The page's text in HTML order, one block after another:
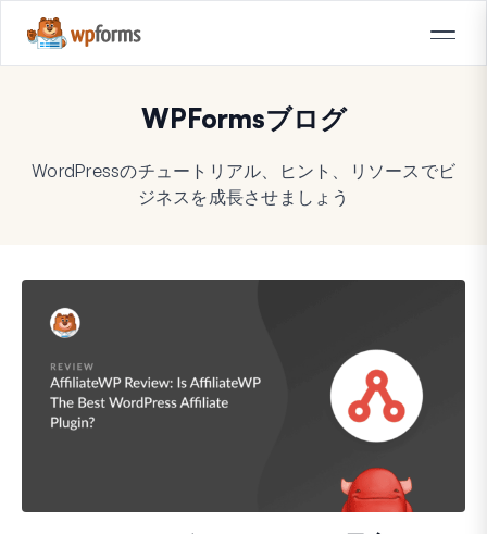
WPFormsブログ
WordPressのチュートリアル、ヒント、リソースでビ
ジネスを成長させましょう